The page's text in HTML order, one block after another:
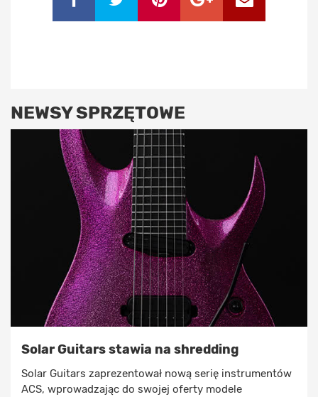
NEWSY SPRZĘTOWE
Solar Guitars stawia na shredding
Solar Guitars zaprezentował nową serię instrumentów
ACS, wprowadzając do swojej oferty modele